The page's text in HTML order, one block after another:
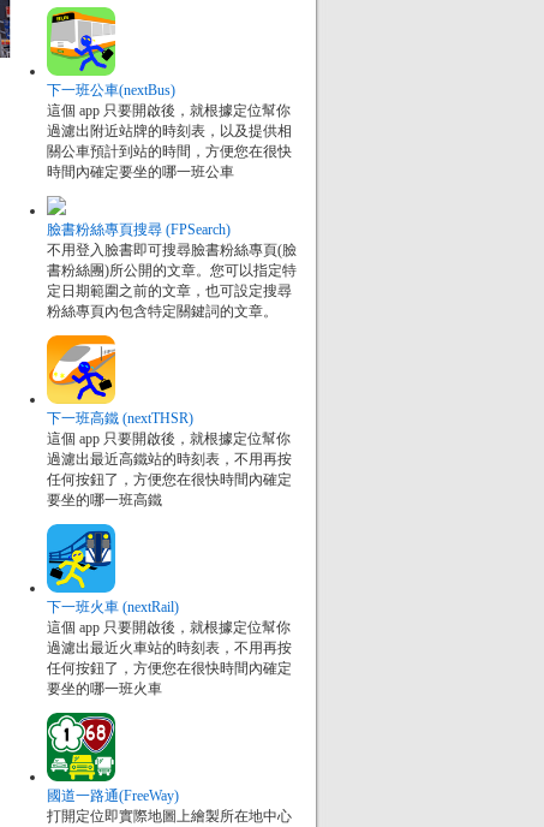
下一班公車(nextBus)
這個 app 只要開啟後，就根據定位幫你
過濾出附近站牌的時刻表，以及提供相
關公車預計到站的時間，方便您在很快
時間內確定要坐的哪一班公車
臉書粉絲專頁搜尋 (FPSearch)
不用登入臉書即可搜尋臉書粉絲專頁(臉
書粉絲團)所公開的文章。您可以指定特
定日期範圍之前的文章，也可設定搜尋
粉絲專頁內包含特定關鍵詞的文章。
下一班高鐵 (nextTHSR)
這個 app 只要開啟後，就根據定位幫你
過濾出最近高鐵站的時刻表，不用再按
任何按鈕了，方便您在很快時間內確定
要坐的哪一班高鐵
下一班火車 (nextRail)
這個 app 只要開啟後，就根據定位幫你
過濾出最近火車站的時刻表，不用再按
任何按鈕了，方便您在很快時間內確定
要坐的哪一班火車
國道一路通(FreeWay)
打開定位即實際地圖上繪製所在地中心